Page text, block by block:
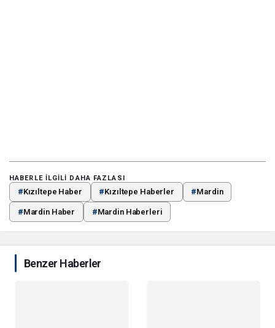
HABERLE ILGILI DAHA FAZLASI
#Kızıltepe Haber #Kızıltepe Haberler #Mardin
#Mardin Haber #Mardin Haberleri
Benzer Haberler